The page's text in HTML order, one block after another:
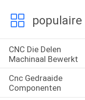
CNC Die Delen
Machinaal Bewerkt
Cnc Gedraaide
Componenten